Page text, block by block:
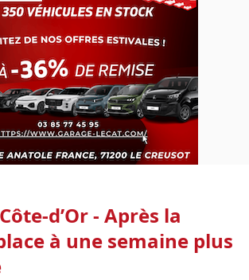
d’Or - Après la
à une semaine plus